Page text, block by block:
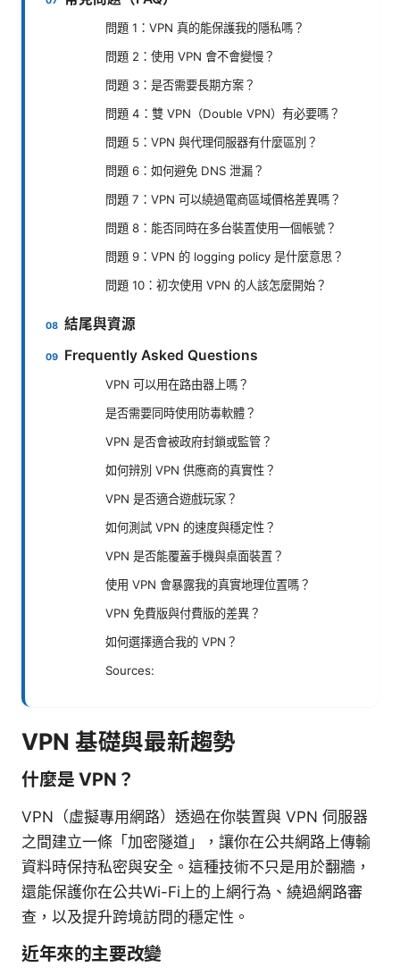
問題 1：VPN 真的能保護我的隱私嗎？
問題 2：使用 VPN 會不會變慢？
問題 3：是否需要長期方案？
問題 4：雙 VPN（Double VPN）有必要嗎？
問題 5：VPN 與代理伺服器有什麼區別？
問題 6：如何避免 DNS 泄漏？
問題 7：VPN 可以繞過電商區域價格差異嗎？
問題 8：能否同時在多台裝置使用一個帳號？
問題 9：VPN 的 logging policy 是什麼意思？
問題 10：初次使用 VPN 的人該怎麼開始？
結尾與資源
Frequently Asked Questions
VPN 可以用在路由器上嗎？
是否需要同時使用防毒軟體？
VPN 是否會被政府封鎖或監管？
如何辨別 VPN 供應商的真實性？
VPN 是否適合遊戲玩家？
如何測試 VPN 的速度與穩定性？
VPN 是否能覆蓋手機與桌面裝置？
使用 VPN 會暴露我的真實地理位置嗎？
VPN 免費版與付費版的差異？
如何選擇適合我的 VPN？
Sources:
VPN 基礎與最新趨勢
什麼是 VPN？
VPN（虛擬專用網路）透過在你裝置與 VPN 伺服器
之間建立一條「加密隧道」，讓你在公共網路上傳輸
資料時保持私密與安全。這種技術不只是用於翻牆，
還能保護你在公共Wi-Fi上的上網行為、繞過網路審
查，以及提升跨境訪問的穩定性。
近年來的主要改變